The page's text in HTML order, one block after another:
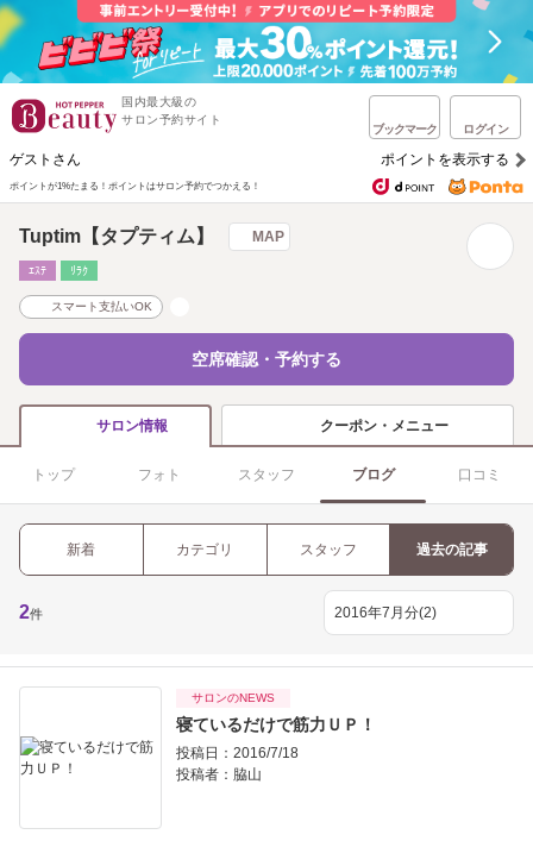
国内最大級の
サロン予約サイト
ブックマーク ログイン
ゲストさん ポイントを表示する
ポイントが1%たまる！ ポイントはサロン予約でつかえる！
Tuptim【タプティム】 MAP
ｴｽﾃ ﾘﾗｸ
スマート支払いOK
空席確認・予約する
サロン情報 クーポン・メニュー
トップ フォト スタッフ ブログ 口コミ
新着 カテゴリ スタッフ 過去の記事
2件
サロンのNEWS
寝ているだけで筋力ＵＰ！
投稿日：2016/7/18
投稿者： 脇山